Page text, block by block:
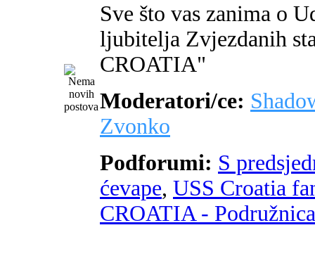
Sve što vas zanima o
ljubitelja Zvjezdanih
CROATIA"
Moderatori/ce:
Zvonko
Podforumi: S
ćevape, USS Croatia
CROATIA -